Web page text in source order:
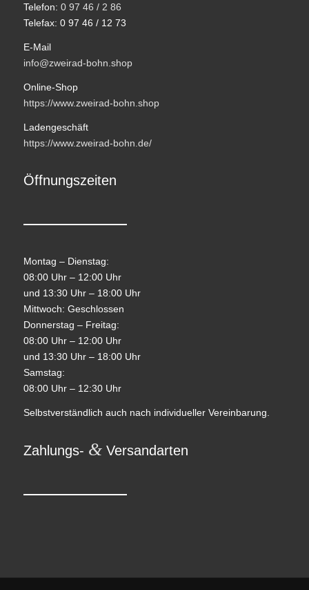
Telefon: 0 97 46 / 2 86
Telefax: 0 97 46 / 12 73
E-Mail
info@zweirad-bohn.shop
Online-Shop
https://www.zweirad-bohn.shop
Ladengeschäft
https://www.zweirad-bohn.de/
Öffnungszeiten
Montag – Dienstag:
08:00 Uhr – 12:00 Uhr
und 13:30 Uhr – 18:00 Uhr
Mittwoch: Geschlossen
Donnerstag – Freitag:
08:00 Uhr – 12:00 Uhr
und 13:30 Uhr – 18:00 Uhr
Samstag:
08:00 Uhr – 12:30 Uhr
Selbstverständlich auch nach individueller Vereinbarung.
Zahlungs- &Versandarten